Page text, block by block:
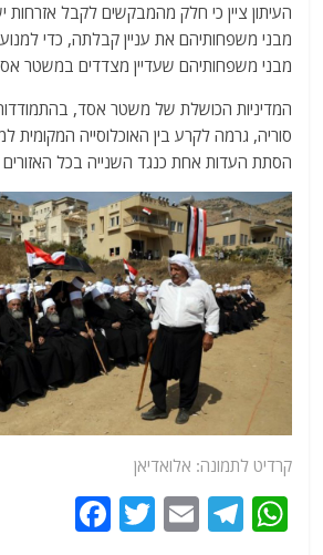
העיתון ציין כי חלק מהמבקשים לקבל אזרחות
מבני משפחותיהם את עניין קבלתה, כדי
מבני משפחותיהם שעדיין מצדדים במשטר
המדיניות הכושלת של משטר אסד,
סוריה, גרמה לקרע בין האוכלוסייה
הסתת העדות אחת כנגד השנייה בכל
קרדיט לתמונה: אלואדיאן
W
T
E
T